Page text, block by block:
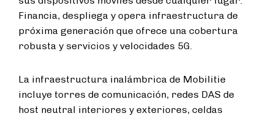
Financia, despliega y opera infraestructura de
próxima generación que ofrece una cobertura
robusta y servicios y velocidades 5G.
La infraestructura inalámbrica de Mobilitie
incluye torres de comunicación, redes DAS de
host neutral interiores y exteriores, celdas